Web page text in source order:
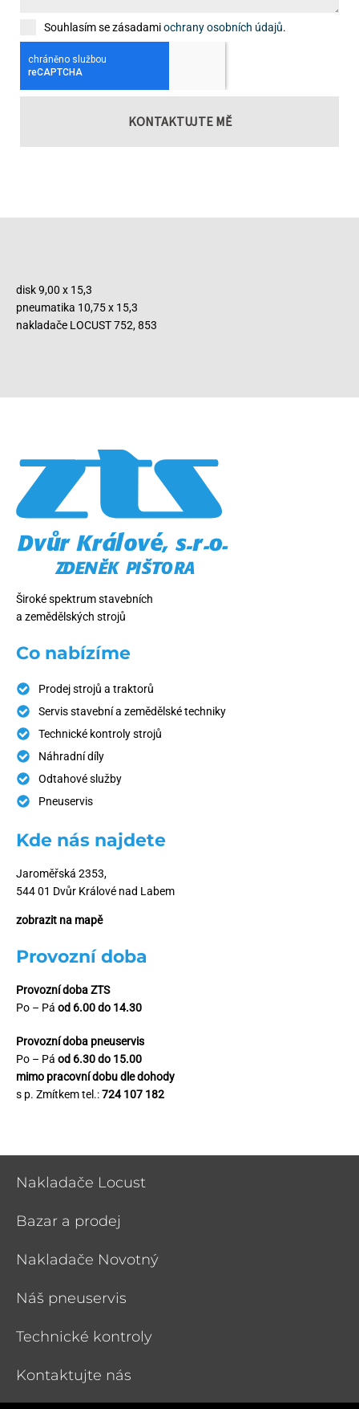
Souhlasím se zásadamiochrany osobních údajů.
KONTAKTUJTE MĚ
disk 9,00 x 15,3
pneumatika 10,75 x 15,3
nakladače LOCUST 752, 853
Široké spektrum stavebních
a zemědělských strojů
Co nabízíme
Prodej strojů a traktorů
Servis stavební a zemědělské techniky
Technické kontroly strojů
Náhradní díly
Odtahové služby
Pneuservis
Kde nás najdete
Jaroměřská 2353,
544 01 Dvůr Králové nad Labem
zobrazit na mapě
Provozní doba
Provozní doba ZTS
Po – Pá od 6.00 do 14.30
Provozní doba pneuservis
Po – Pá od 6.30 do 15.00
mimo pracovní dobu dle dohody
s p. Zmítkem tel.:724 107 182
Nakladače Locust
Bazar a prodej
Nakladače Novotný
Náš pneuservis
Technické kontroly
Kontaktujte nás